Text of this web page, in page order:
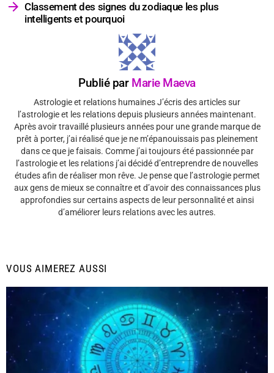
Classement des signes du zodiaque les plus
intelligents et pourquoi
Publié par Marie Maeva
Astrologie et relations humaines J’écris des articles sur
l’astrologie et les relations depuis plusieurs années maintenant.
Après avoir travaillé plusieurs années pour une grande marque de
prêt à porter, j’ai réalisé que je ne m’épanouissais pas pleinement
dans ce que je faisais. Comme j’ai toujours été passionnée par
l’astrologie et les relations j’ai décidé d’entreprendre de nouvelles
études afin de réaliser mon rêve. Je pense que l’astrologie permet
aux gens de mieux se connaître et d’avoir des connaissances plus
approfondies sur certains aspects de leur personnalité et ainsi
d’améliorer leurs relations avec les autres.
VOUS AIMEREZ AUSSI